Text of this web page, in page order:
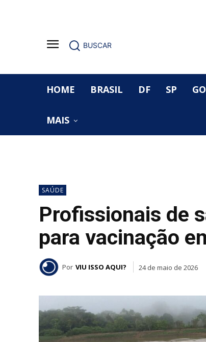
BUSCAR
HOME BRASIL DF SP GO
MAIS
SAÚDE
Profissionais de
para vacinação
Por VIU ISSO AQUI? 24 de maio de 2026